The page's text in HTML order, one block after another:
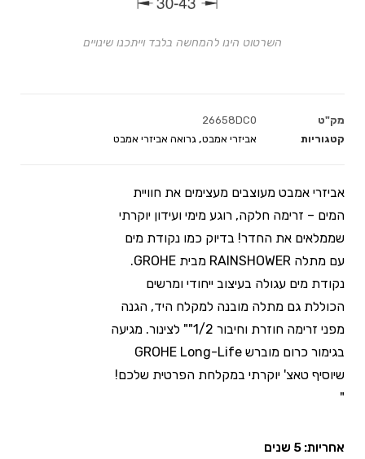
מק"ט
26658DC0
קטגוריות
אביזרי אמבט, גרואה אביזרי אמבט
אביזרי אמבט מעוצבים מעצימים את חוויית
המים – זרימה חלקה, רוגע מימי ועידון יוקרתי
שממלאים את החדר! בדיוק כמו נקודת מים
עם מתלה RAINSHOWER מבית GROHE.
נקודת מים עגולה בעיצוב ייחודי ומרשים
הכוללת גם מתלה מובנה למקלח היד, הגנה
מפני זרימה חוזרת וחיבור 1/2"" לצינור. מגיעה
בגימור כרום מוברש GROHE Long-Life
שיוסיף טאצ' יוקרתי במקלחת הפרטית שלכם!
"
אחריות: 5 שנים
השרטוט הינו להמחשה בלבד וייתכנו שינויים